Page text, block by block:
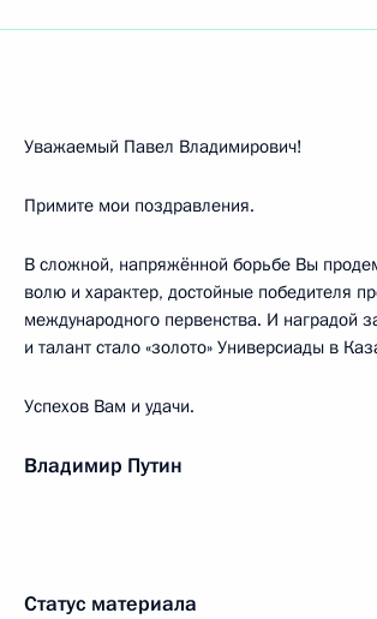
Уважаемый Павел Владимирович!
Примите мои поздравления.
В сложной, напряжённой борьбе Вы
волю и характер, достойные победителя
международного первенства. И наградой
и талант стало «золото» Универсиады в
Успехов Вам и удачи.
Владимир Путин
Статус материала